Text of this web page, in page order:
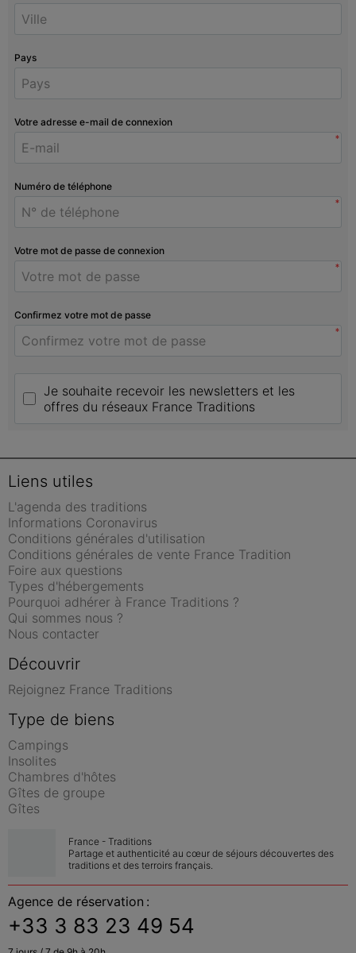
Pays
Votre adresse e-mail de connexion
*
Numéro de téléphone
*
Votre mot de passe de connexion
*
Confirmez votre mot de passe
*
Je souhaite recevoir les newsletters et les
offres du réseaux France Traditions
Liens utiles
L'agenda des traditions
Informations Coronavirus
Conditions générales d'utilisation
Conditions générales de vente France Tradition
Foire aux questions
Types d'hébergements
Pourquoi adhérer à France Traditions ?
Qui sommes nous ?
Nous contacter
Découvrir
Rejoignez France Traditions
Type de biens
Campings
Insolites
Chambres d'hôtes
Gîtes de groupe
Gîtes
France - Traditions
Partage et authenticité au cœur de séjours découvertes des
traditions et des terroirs français.
Agence de réservation :
+33 3 83 23 49 54